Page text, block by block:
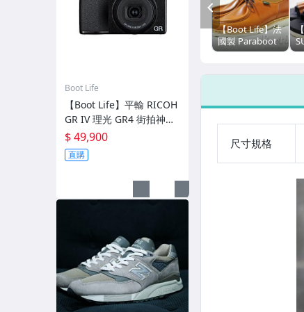
【Boot Life】法
國製 Paraboot
Michael 挪威縫
糖色
V
PREV
尺寸規格
Boot Life
【Boot Life】平輸 RICOH
GR IV 理光 GR4 街拍神器
等效28mm F2.8 類單眼
$ 49,900
直購